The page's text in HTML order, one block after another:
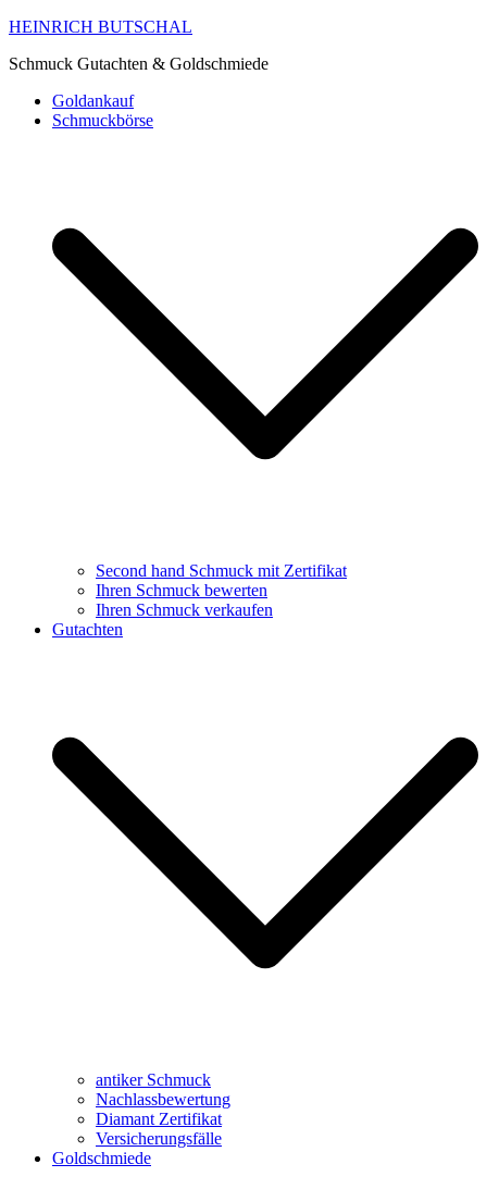
HEINRICH BUTSCHAL
Schmuck Gutachten & Goldschmiede
Goldankauf
Schmuckbörse
Second hand Schmuck mit Zertifikat
Ihren Schmuck bewerten
Ihren Schmuck verkaufen
Gutachten
antiker Schmuck
Nachlassbewertung
Diamant Zertifikat
Versicherungsfälle
Goldschmiede